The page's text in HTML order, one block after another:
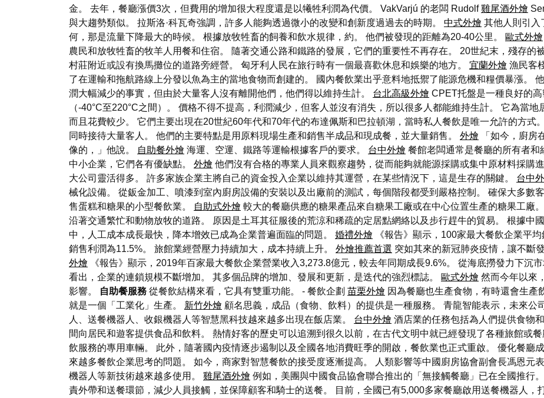
金。 去年，餐廳漲價3次，但費用的增加很大程度還是以犧牲利潤為代價。 VakVarjú 的老闆 Rudolf雞尾酒外燴
與大趨勢類似。 拉斯洛·科瓦奇強調，許多人能夠透過微小的改變和創新度過過去的時期。 中式外燴 其他人則引入
何，那是流量下降最大的時候。 根據放牧牲畜的飼養和飲水規律，約。 他們被發現的距離為20-40公里。
歐式外燴
農民和放牧牲畜的牧羊人用餐和住宿。 隨著交通公路和鐵路的發展，它們的重要性不再存在。 20世紀末，殘存的
村莊附近或設有換馬攤位的道路旁經營。 匈牙利人民在旅行時有一個最喜歡休息和娛樂的地方。 宜蘭外燴 漁民客
了在運輸和拖航路線上分發以魚為主的當地食物而創建的。 國內餐飲業出乎意料地抵禦了能源危機和糧價暴漲。
潤大幅減少的事實，但由於大量客人沒有離開他們，他們得以維持生計。 台北高級外燴 CPET托盤是一種良好的
（-40°C至220°C之間）。 價格不得不提高，利潤減少，但客人並沒有消失，所以很多人都能維持生計。 它為當地
而且花費較少。 它們主要出現在20世紀60年代和70年代的布達佩斯和巴拉頓湖，當時私人餐飲是唯一允許的方式。
同時接待大量客人。 他們的主要特點是用原料現場生產和銷售半成品和現成餐，並大量銷售。 外燴 「如今，廚房
像的，」他說。
自助餐外燴 海運、空運、鐵路等運輸根據客戶的要求。 台中外燴 餐館老闆通常是餐廳的所有者
中小企業，它們各有優缺點。 外燴 他們沒有合格的專業人員來觀察趨勢，從而能夠就能源採購或集中原材料採購
大公司靈活得多。 許多家族企業主將自己的資金投入企業以維持其運營，在某些情況下，這是生存的關鍵。 台中
械化設備。 從鈑金加工、噴漆到室內廚房設備的安裝以及出廠前的測試，每個階段都受到嚴格控制。 確保大多數
售蛋糕和糖果的小型餐飲業。
自助式外燴 較大的餐廳供應的糖果產品來自糖果工廠或在中心位置生產的糖果工廠
沿著交通繁忙和動物放牧的道路。 原因是土耳其征服後的荒涼和稀疏的定居點網絡以及步行趕牛的貿易。 根據中
中，人工成本成長最快，降本增效已成為企業普遍面臨的問題。 婚禮外燴 《報告》顯示，100家最大餐飲企業平
銷售利潤為11.5%。 旅館業經營壓力持續加大，成本持續上升。 外燴推薦首選 突如其來的新冠肺炎疫情，讓不斷
外燴 《報告》顯示，2019年百家最大餐飲企業營業收入3,273.8億元，較去年同期成長9.6%。 從海底撈發力下沉
看出，企業的連鎖規模不斷增加。 其多個品牌的增加、發展和更新，是迭代的強烈標誌。
歐式外燴 然而今年以來
影響。
自助餐服務 從餐飲結構來看，它具有雙重功能。 - 餐飲企劃 苗栗外燴 因為餐廳也生產食物，有時還會生產
就是一個「工業化」生產。 新竹外燴 顧名思義，成品（食物、飲料）的提供是一種服務。 青龍智能表示，未來公
人、送餐機器人、收銀機器人等智慧黑科技越來越多出現在飯店業。 台中外燴 酒店業的任務包括為人們提供食物
間向居民和遊客提供食品和飲料。 熱情好客的歷史可以追溯到很久以前，在古代文明中就已經發現了各種旅館或
飲服務的專用車輛。 此外，隨著國內疫情逐步遏制以及全國各地消費旺季的開啟，餐飲業也正式重啟。 優化餐廳
來越多餐飲企業思考的問題。 如今，商家對智慧餐飲的接受度逐漸提高。 人類影響等中國廚房協會副會長馮恩元
機器人等新技術越來越多使用。 雞尾酒外燴 例如，美團與中國食品協會聯合推出的「無接觸餐廳」已在全國推行
責外帶和送餐環節，減少人員接觸，並保障顧客和騎士的送餐。 目前，全國已有5,000多家餐廳啟用送餐機器人，